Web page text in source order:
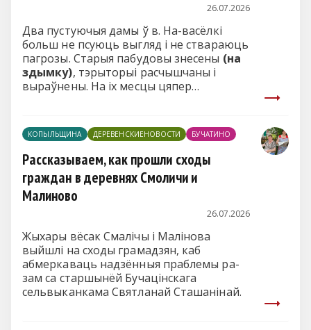
26.07.2026
Два пустуючыя дамы ў в. На-васёлкі
больш не псуюць выгляд і не ствараюць
пагрозы. Старыя пабудовы знесены (на
здымку), тэрыторыі расчышчаны і
выраўнены. На іх месцы цяпер
КОПЫЛЬЩИНА ДЕРЕВЕНСКИЕНОВОСТИ БУЧАТИНО
Рассказываем, как прошли сходы
граждан в деревнях Смоличи и
Малиново
26.07.2026
Жыхары вёсак Смалічы і Малінова
выйшлі на сходы грамадзян, каб
абмеркаваць надзённыя праблемы ра-
зам са старшынёй Бучацінскага
сельвыканкама Святланай Сташанінай.